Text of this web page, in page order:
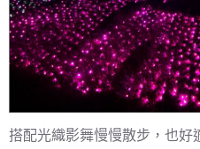
搭配光織影舞慢慢散步，也好